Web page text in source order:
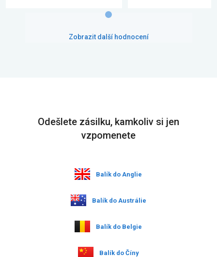
Zobrazit další hodnocení
Odešlete zásilku, kamkoliv si jen
vzpomenete
Balík do Anglie
Balík do Austrálie
Balík do Belgie
Balík do Číny